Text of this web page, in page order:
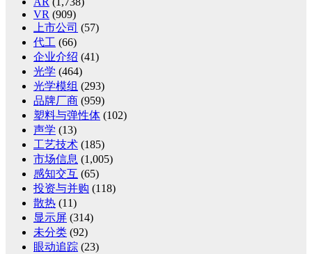
VR (909)
上市公司 (57)
代工 (66)
企业介绍 (41)
光学 (464)
光学模组 (293)
品牌厂商 (959)
塑料与弹性体 (102)
声学 (13)
工艺技术 (185)
市场信息 (1,005)
感知交互 (65)
投资与并购 (118)
散热 (11)
显示屏 (314)
未分类 (92)
眼动追踪 (23)